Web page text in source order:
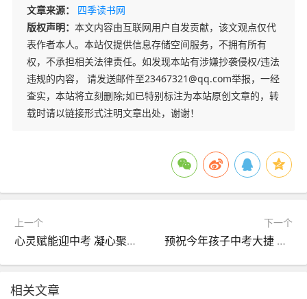
文章来源：
四季读书网
版权声明： 本文内容由互联网用户自发贡献，该文观点仅代
表作者本人。本站仅提供信息存储空间服务，不拥有所有
权，不承担相关法律责任。如发现本站有涉嫌抄袭侵权/违法
违规的内容， 请发送邮件至23467321@qq.com举报，一经
查实，本站将立刻删除;如已特别标注为本站原创文章的，转
载时请以链接形式注明文章出处，谢谢！
上一个
心灵赋能迎中考 凝心聚力赴前程|12355青少年服务站走进阎良区关山初级中学
下一个
预祝今年孩子中考大捷 #中考加油 #中考上岸
相关文章